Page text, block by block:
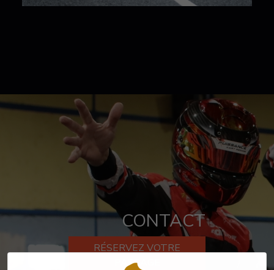
CONTACT
RÉSERVEZ VOTRE
PASSAGE